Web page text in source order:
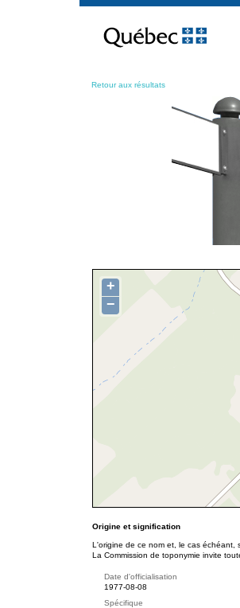
contenu
Retour aux résultats
+
−
Origine et signification
L'origine de ce nom et, le cas échéant,
La Commission de toponymie invite
Date d'officialisation
1977-08-08
Spécifique